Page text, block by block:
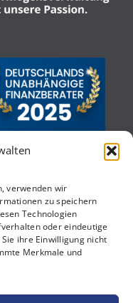
verwenden wir
zu speichern
Technologien
oder eindeutige
ihre Einwilligung nicht
Merkmale und